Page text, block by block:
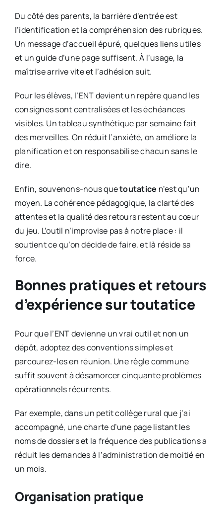
Du côté des parents, la barrière d’entrée est
l’identification et la compréhension des rubriques.
Un message d’accueil épuré, quelques liens utiles
et un guide d’une page suffisent. À l’usage, la
maîtrise arrive vite et l’adhésion suit.
Pour les élèves, l’ENT devient un repère quand les
consignes sont centralisées et les échéances
visibles. Un tableau synthétique par semaine fait
des merveilles. On réduit l’anxiété, on améliore la
planification et on responsabilise chacun sans le
dire.
Enfin, souvenons-nous quetoutatice n’est qu’un
moyen. La cohérence pédagogique, la clarté des
attentes et la qualité des retours restent au cœur
du jeu. L’outil n’improvise pas à notre place : il
soutient ce qu’on décide de faire, et là réside sa
force.
Bonnes pratiques et retours
d’expérience sur toutatice
Pour que l’ENT devienne un vrai outil et non un
dépôt, adoptez des conventions simples et
parcourez-les en réunion. Une règle commune
suffit souvent à désamorcer cinquante problèmes
opérationnels récurrents.
Par exemple, dans un petit collège rural que j’ai
accompagné, une charte d’une page listant les
noms de dossiers et la fréquence des publications a
réduit les demandes à l’administration de moitié en
un mois.
Organisation pratique